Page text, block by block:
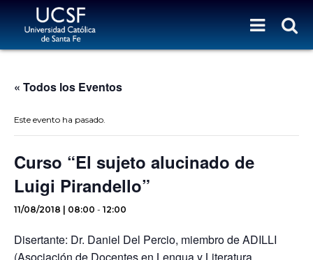
« Todos los Eventos
Este evento ha pasado.
Curso “El sujeto alucinado de
Luigi Pirandello”
11/08/2018 | 08:00 - 12:00
Disertante: Dr. Daniel Del Percio, miembro de ADILLI